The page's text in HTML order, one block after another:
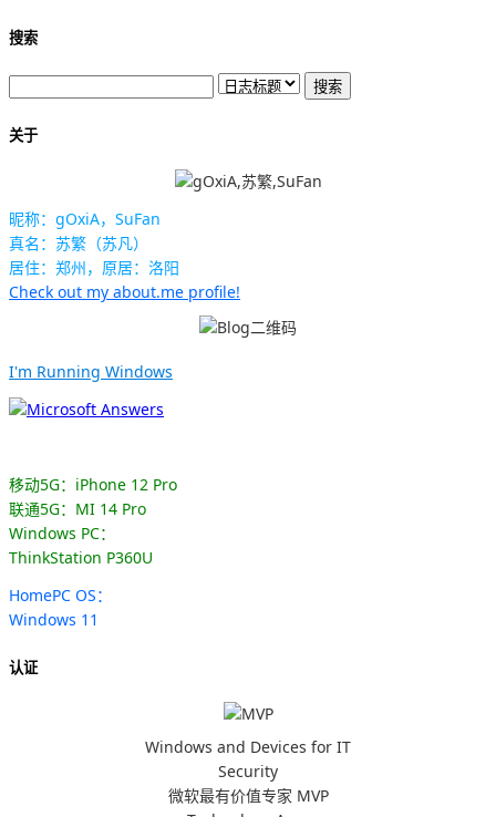
搜索
关于
昵称：gOxiA，SuFan
真名：苏繁（苏凡）
居住：郑州，原居：洛阳
Check out my about.me profile!
I'm Running Windows
移动5G：iPhone 12 Pro
联通5G：MI 14 Pro
Windows PC：
ThinkStation P360U
HomePC OS：
Windows 11
认证
Windows and Devices for IT
Security
微软最有价值专家 MVP